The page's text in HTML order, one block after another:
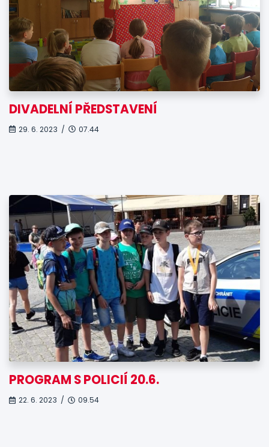
DIVADELNÍ PŘEDSTAVENÍ
29. 6. 2023 / 07.44
PROGRAM S POLICIÍ 20.6.
22. 6. 2023 / 09.54